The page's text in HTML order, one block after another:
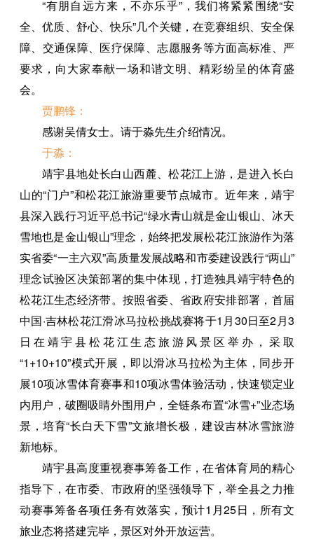
“有朋自远方来，不亦乐乎”，我们将紧紧围绕“安
全、优质、舒心、快乐”几个关键，在竞赛组织、安全保
障、交通保障、医疗保障、志愿服务等方面高标准、严
要求，向大家奉献一场和谐文明、精彩纷呈的体育盛
会。
贾鹏锋：
感谢吴倩女士。请于淼先生介绍情况。
于淼：
靖宇县地处长白山西麓、松花江上游，是进入长白
山的“门户”和松花江旅游重要节点城市。近年来，靖宇
县深入践行习近平总书记“绿水青山就是金山银山、冰天
雪地也是金山银山”理念，始终把发展松花江旅游作为落
实省委“一主六双”高质量发展战略和市委建设践行“两山”
理念试验区决策部署的集中体现，打造独具靖宇特色的
松花江生态经济带。按照省委、省政府安排部署，首届
中国·吉林松花江滑冰马拉松挑战赛将于1月30日至2月3
日在靖宇县松花江生态旅游风景区举办，采取
“1+10+10”模式开展，即以滑冰马拉松为主体，同步开
展10项冰雪体育赛事和10项冰雪体验活动，快速锁定业
内用户，破圈吸睛外围用户，全链条布置“冰雪+”业态场
景，培育“长白天下雪”文旅增长极，建设吉林冰雪旅游
新地标。
靖宇县高度重视赛事筹备工作，在省体育局的精心
指导下，在市委、市政府的坚强领导下，举全县之力推
动赛事筹备各项任务有效落实，预计1月25日，所有文
旅业态将搭建完毕，景区对外开放运营。